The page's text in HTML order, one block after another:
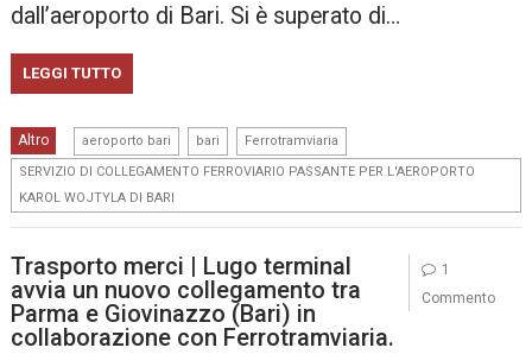
dall’aeroporto di Bari. Si è superato di…
LEGGI TUTTO
Altro aeroporto bari bari Ferrotramviaria
SERVIZIO DI COLLEGAMENTO FERROVIARIO PASSANTE PER L'AEROPORTO
KAROL WOJTYLA DI BARI
Trasporto merci | Lugo terminal
avvia un nuovo collegamento tra
Parma e Giovinazzo (Bari) in
collaborazione con Ferrotramviaria.
1
Commento